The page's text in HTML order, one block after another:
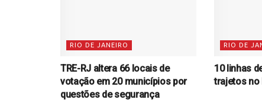
RIO DE JANEIRO
TRE-RJ altera 66 locais de
votação em 20 municípios por
questões de segurança
RIO DE
10 linhas
trajetos no